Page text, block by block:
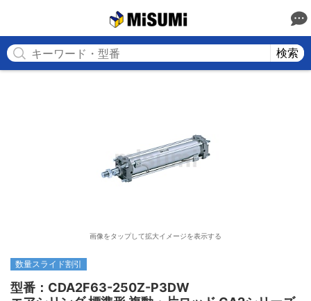
検索
画像をタップして拡大イメージを表示する
数量スライド割引
型番：CDA2F63-250Z-P3DW